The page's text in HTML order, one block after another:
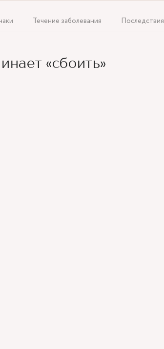
Течение заболевания Последствия
«сбоить»